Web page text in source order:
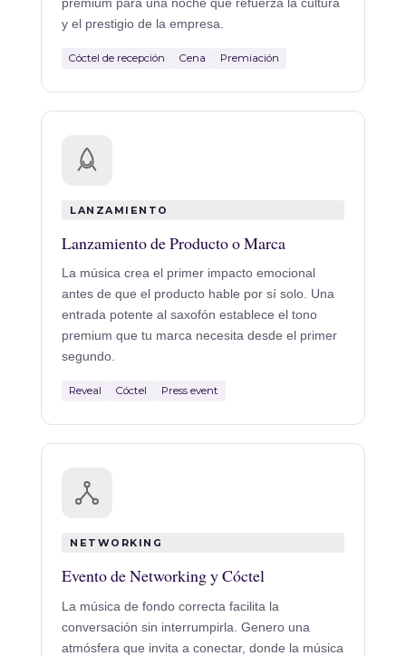
y el prestigio de la empresa.
Cóctel de recepción Cena Premiación
LANZAMIENTO
Lanzamiento de Producto o Marca
La música crea el primer impacto emocional
antes de que el producto hable por sí solo. Una
entrada potente al saxofón establece el tono
premium que tu marca necesita desde el primer
segundo.
Reveal Cóctel Press event
NETWORKING
Evento de Networking y Cóctel
La música de fondo correcta facilita la
conversación sin interrumpirla. Genero una
atmósfera que invita a conectar, donde la música